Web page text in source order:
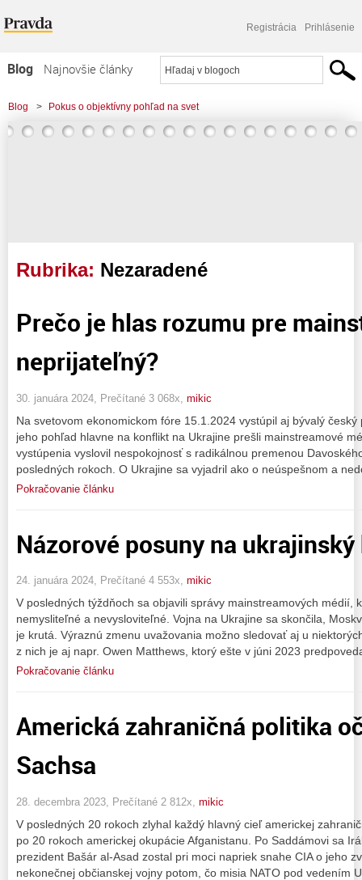
Registrácia Prihlásenie
Blog
Najnovšie články
Najčítanejšie články
Najkomentovanejšie články
Blog > Pokus o objektívny pohľad na svet
Rubrika: Nezaradené
Prečo je hlas rozumu pre
neprijateľný?
30. januára 2024, Prečítané 3 068x, mikic
Na svetovom ekonomickom fóre 15.1.2024 vystúpil aj bývalý
jeho pohľad hlavne na konflikt na Ukrajine prešli mainstreamové
vystúpenia vyslovil nespokojnosť s radikálnou premenou
posledných rokoch. O Ukrajine sa vyjadril ako o neúspešnom a
Pokračovanie článku
Názorové posuny na
24. januára 2024, Prečítané 4 553x, mikic
V posledných týždňoch sa objavili správy mainstreamových médií,
nemysliteľné a nevysloviteľné. Vojna na Ukrajine sa skončila,
je krutá. Výraznú zmenu uvažovania možno sledovať aj u
z nich je aj napr. Owen Matthews, ktorý ešte v júni 2023
Pokračovanie článku
Americká zahraničná politika
Sachsa
28. decembra 2023, Prečítané 2 812x, mikic
V posledných 20 rokoch zlyhal každý hlavný cieľ americkej
po 20 rokoch americkej okupácie Afganistanu. Po Saddámovi sa
prezident Bašár al-Asad zostal pri moci napriek snahe CIA o jeho
nekonečnej občianskej vojny potom, čo misia NATO pod vedením